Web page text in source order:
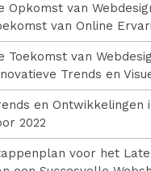
Opkomst van
van Online
Toekomst van
Trends en
en Ontwikkelingen
2022
voor het